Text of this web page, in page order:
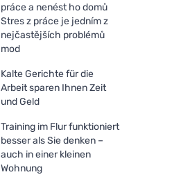
práce a nenést ho domů
Stres z práce je jedním z
nejčastějších problémů
mod
Kalte Gerichte für die
Arbeit sparen Ihnen Zeit
und Geld
Training im Flur funktioniert
besser als Sie denken –
auch in einer kleinen
Wohnung